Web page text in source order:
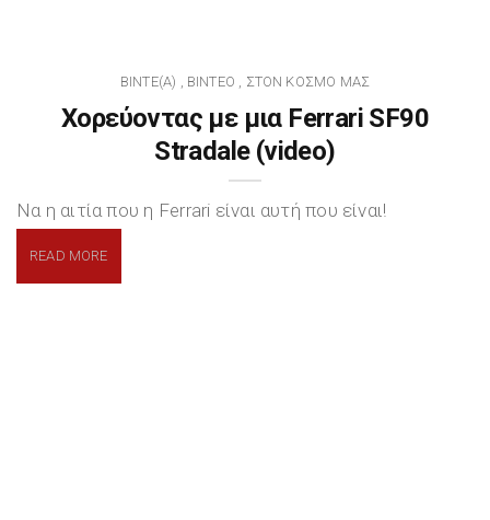
BINTE(A) , ΒΊΝΤΕΟ , ΣΤΟΝ ΚΌΣΜΟ ΜΑΣ
Χορεύοντας με μια Ferrari SF90
Stradale (video)
Να η αιτία που η Ferrari είναι αυτή που είναι!
READ MORE